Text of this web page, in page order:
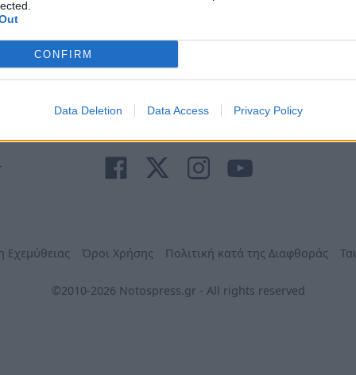
CONFIRM
Data Deletion Data Access Privacy Policy
Άμεση
Εχεμύθειας Όροι Χρήσης Πολιτική κατά της Διαφθοράς
©2010-2026 Notospress.gr - All rights reserved